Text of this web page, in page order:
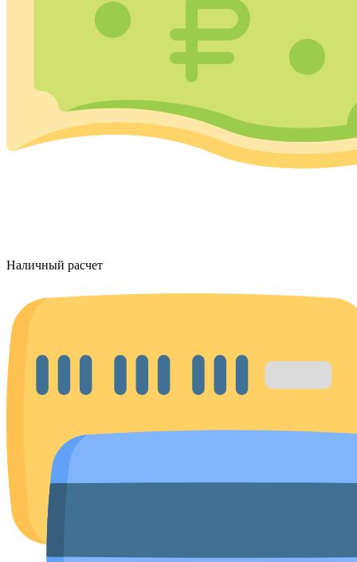
Наличный расчет